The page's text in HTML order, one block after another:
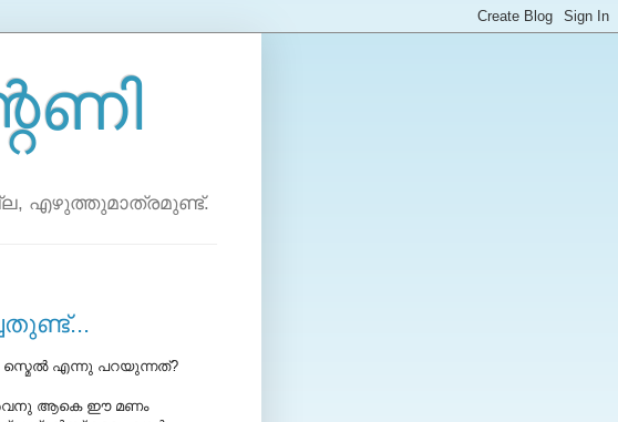
എഴുത്തുമാത്രമുണ്ട്.
സ്മെല്‍ എന്നു പറയുന്നത്?
അവനു ആകെ ഈ മണം